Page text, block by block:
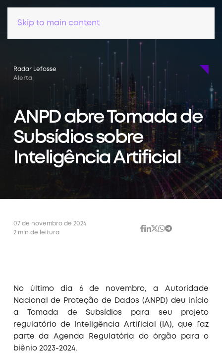
Skip to main content
Radar Lefosse
Alerta
ANPD abre Tomada de
Subsídios sobre
Inteligência Artificial
07 de novembro de 2024
2 min de leitura
No último dia 6 de novembro, a Autoridade
Nacional de Proteção de Dados (ANPD) deu início
a Tomada de Subsídios para seu projeto
regulatório de Inteligência Artificial (IA), que faz
parte da Agenda Regulatória do órgão para o
biênio 2023-2024.